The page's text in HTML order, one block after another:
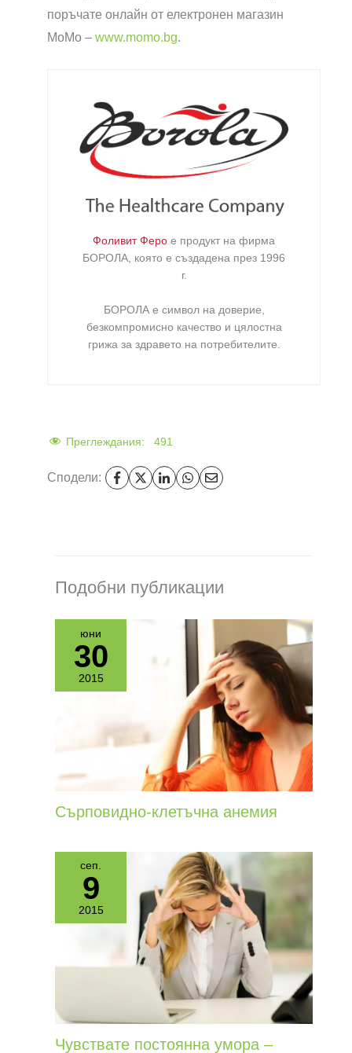
поръчате онлайн от електронен магазин
МоМо – www.momo.bg.
Фоливит Феро е продукт на фирма
БОРОЛА, която е създадена през 1996
г.
БОРОЛА е символ на доверие,
безкомпромисно качество и цялостна
грижа за здравето на потребителите.
Преглеждания: 491
Сподели:
Подобни публикации
юни
30
2015
Сърповидно-клетъчна анемия
сеп.
9
2015
Чувствате постоянна умора –